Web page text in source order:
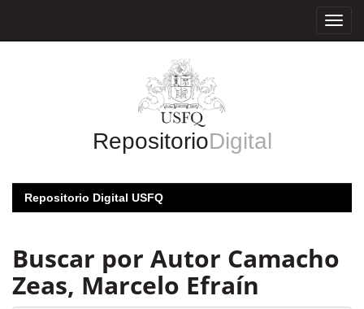
RepositorioDigital
Repositorio Digital USFQ
Buscar por Autor Camacho
Zeas, Marcelo Efraín